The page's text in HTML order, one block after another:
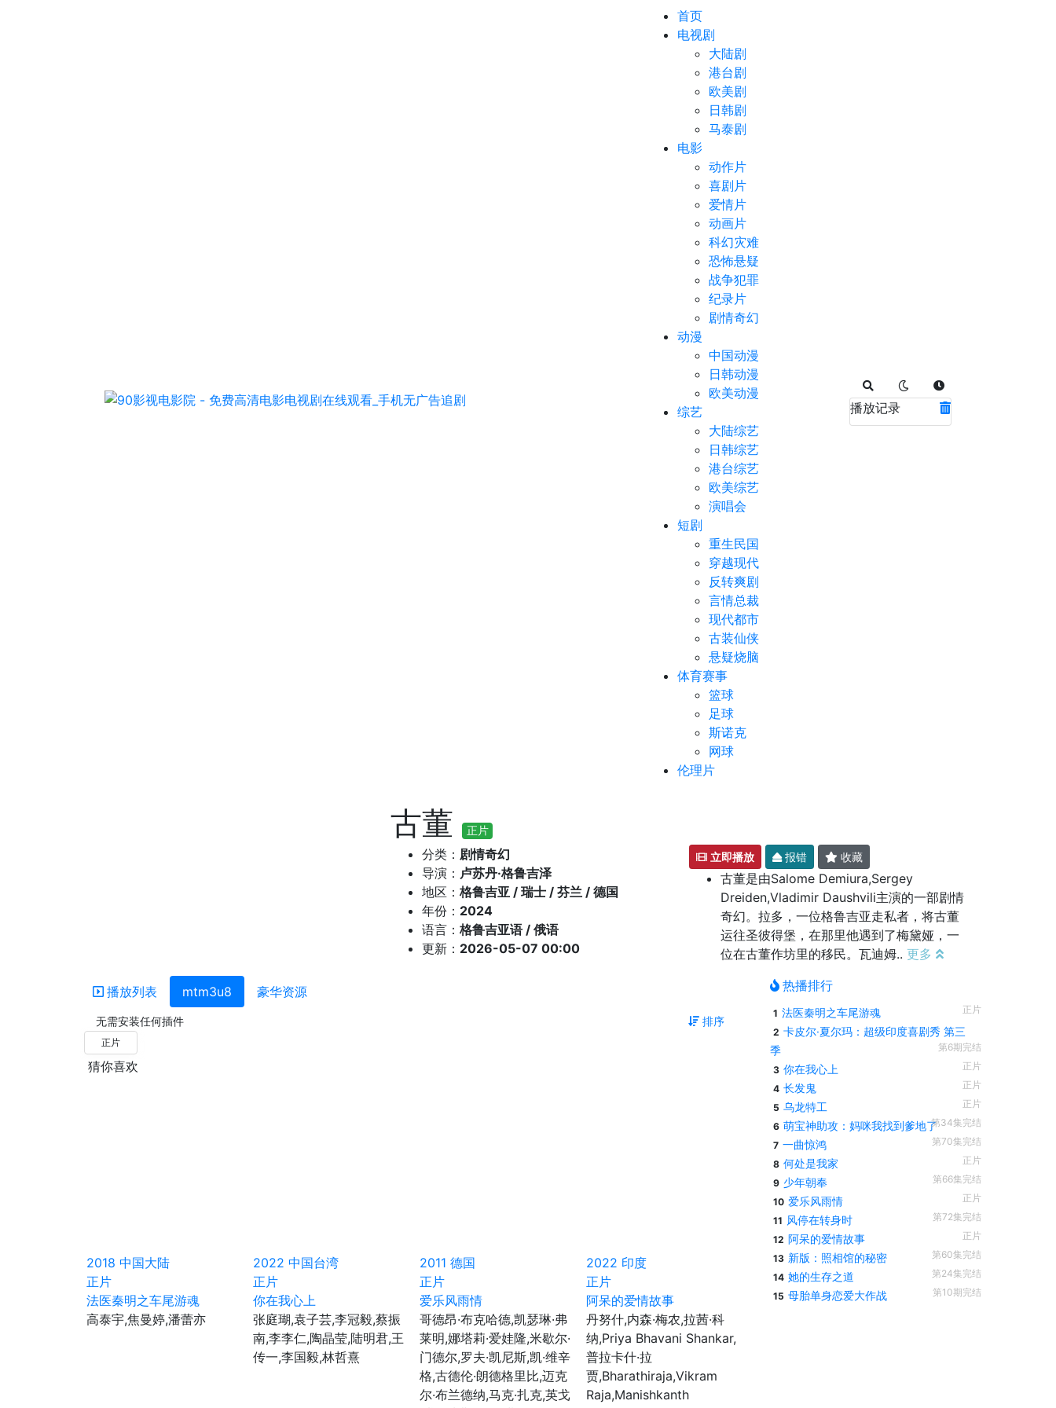
首页
电视剧
大陆剧
港台剧
欧美剧
日韩剧
马泰剧
电影
动作片
喜剧片
爱情片
动画片
科幻灾难
恐怖悬疑
战争犯罪
纪录片
剧情奇幻
动漫
中国动漫
日韩动漫
欧美动漫
综艺
大陆综艺
日韩综艺
港台综艺
欧美综艺
演唱会
短剧
重生民国
穿越现代
反转爽剧
言情总裁
现代都市
古装仙侠
悬疑烧脑
体育赛事
篮球
足球
斯诺克
网球
伦理片
播放记录
古董 正片
分类： 剧情奇幻
导演： 卢苏丹·格鲁吉泽
地区： 格鲁吉亚 / 瑞士 / 芬兰 / 德国
年份： 2024
语言： 格鲁吉亚语 / 俄语
更新： 2026-05-07 00:00
立即播放 报错 收藏
古董是由Salome Demiura,Sergey
Dreiden,Vladimir Daushvili主演的一部剧情
奇幻。拉多，一位格鲁吉亚走私者，将古董
运往圣彼得堡，在那里他遇到了梅黛娅，一
位在古董作坊里的移民。瓦迪姆.. 更多
播放列表 mtm3u8 豪华资源
无需安装任何插件 排序
正片
猜你喜欢
2018 中国大陆
正片
法医秦明之车尾游魂
高泰宇,焦曼婷,潘蕾亦
2022 中国台湾
正片
你在我心上
张庭瑚,袁子芸,李冠毅,蔡振
南,李李仁,陶晶莹,陆明君,王
传一,李国毅,林哲熹
2011 德国
正片
爱乐风雨情
哥德昂·布克哈德,凯瑟琳·弗
莱明,娜塔莉·爱娃隆,米歇尔·
门德尔,罗夫·凯尼斯,凯·维辛
格,古德伦·朗德格里比,迈克
尔·布兰德纳,马克·扎克,英戈
2022 印度
正片
阿呆的爱情故事
丹努什,内森·梅农,拉茜·科
纳,Priya Bhavani Shankar,
普拉卡什·拉
贾,Bharathiraja,Vikram
Raja,Manishkanth
热播排行
1 法医秦明之车尾游魂
正片
2 卡皮尔·夏尔玛：超级印度喜剧秀 第三
季
第6期完结
3 你在我心上
正片
4 长发鬼
正片
5 乌龙特工
正片
6 萌宝神助攻：妈咪我找到爹地了第34集完结
7 一曲惊鸿
第70集完结
8 何处是我家
正片
9 少年朝奉
第66集完结
10 爱乐风雨情
正片
11 风停在转身时
第72集完结
12 阿呆的爱情故事
正片
13 新版：照相馆的秘密
第60集完结
14 她的生存之道
第24集完结
15 母胎单身恋爱大作战 第10期完结